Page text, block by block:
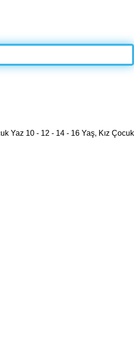
Yaz 10 - 12 - 14 - 16 Yaş, Kız Çocuk